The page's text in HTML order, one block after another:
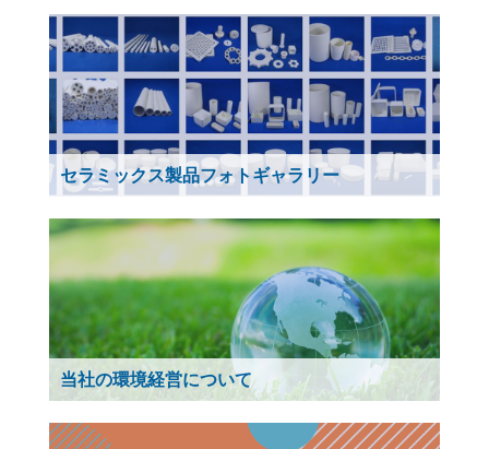
セラミックス製品フォトギャラリー
当社の環境経営について